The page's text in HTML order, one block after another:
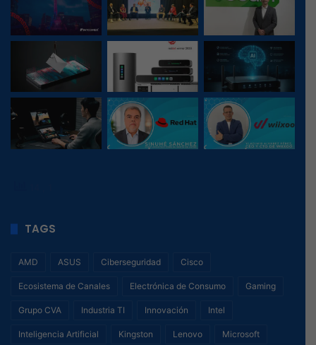
TAGS
AMD ASUS Ciberseguridad Cisco
Ecosistema de Canales Electrónica de Consumo Gaming
Grupo CVA Industria TI Innovación Intel
Inteligencia Artificial Kingston Lenovo Microsoft